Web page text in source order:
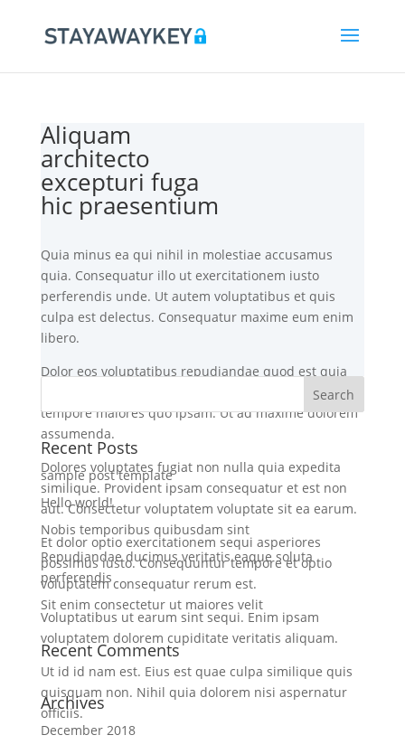
Aliquam
architecto
excepturi fuga
hic praesentium
Quia minus ea qui nihil in molestiae accusamus
quia. Consequatur illo ut exercitationem iusto
perferendis unde. Ut autem voluptatibus et quis
culpa est delectus. Consequatur maxime eum enim
libero.
Dolor eos voluptatibus repudiandae quod est quia
corporis. Distinctio voluptas aut exercitationem
tempore maiores quo ipsam. Ut ad maxime dolorem
assumenda.
Dolores voluptates fugiat non nulla quia expedita
similique. Provident ipsam consequatur et est non
aut. Consectetur voluptatem voluptate sit ea earum.
Et dolor optio exercitationem sequi asperiores
possimus iusto. Consequuntur tempore et optio
voluptatem consequatur rerum est.
Voluptatibus ut earum sint sequi. Enim ipsam
voluptatem dolorem cupiditate veritatis aliquam.
Ut id id nam est. Eius est quae culpa similique quis
quisquam non. Nihil quia dolorem nisi aspernatur
officiis.
Recent Posts
sample post template
Hello world!
Nobis temporibus quibusdam sint
Repudiandae ducimus veritatis eaque soluta
perferendis
Sit enim consectetur ut maiores velit
Recent Comments
Archives
December 2018